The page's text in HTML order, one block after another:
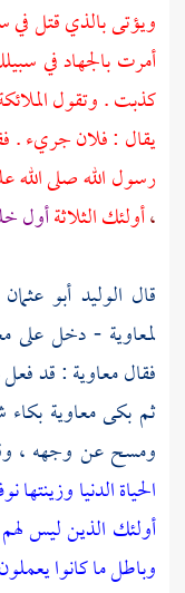
ويؤتى بالذي قتل في
أمرت بالجهاد في
كذبت . وتقول
يقال : فلان جريء .
رسول الله صلى الله
،أولئك الثلاثةأول
قال الوليد أبو عثمان
لمعاوية- دخل على
فقالمعاوية: قد
ثم بكىمعاوية
ومسح عن وجهه ،
الحياة الدنيا
أولئك الذين ليس
وباطل ما كانوا يعملون